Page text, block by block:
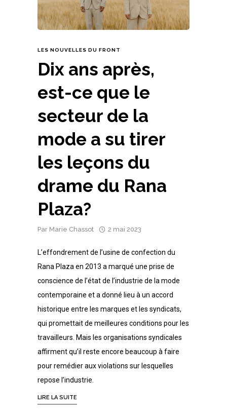
LES NOUVELLES DU FRONT
Dix ans après,
est-ce que le
secteur de la
mode a su tirer
les leçons du
drame du Rana
Plaza?
Par Marie Chassot 2 mai 2023
L’effondrement de l’usine de confection du
Rana Plaza en 2013 a marqué une prise de
conscience de l’état de l’industrie de la mode
contemporaine et a donné lieu à un accord
historique entre les marques et les syndicats,
qui promettait de meilleures conditions pour les
travailleurs. Mais les organisations syndicales
affirment qu’il reste encore beaucoup à faire
pour remédier aux violations sur lesquelles
repose l’industrie.
LIRE LA SUITE